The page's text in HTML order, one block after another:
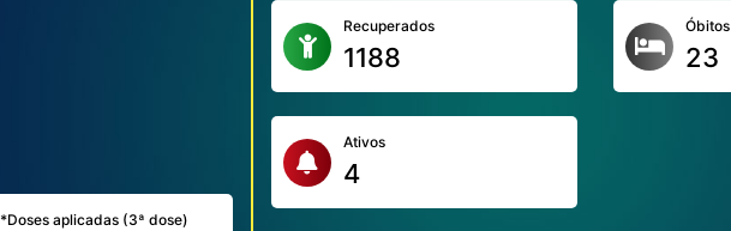
*Doses aplicadas (3ª dose)
Recuperados
1188
Óbitos
23
Ativos
4